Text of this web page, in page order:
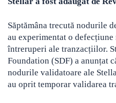
Săptămâna trecută nodurile
au experimentat o defecțiune
întreruperi ale tranzacțiilor.
Foundation (SDF) a anunțat
nodurile validatoare ale
au oprit temporar validarea